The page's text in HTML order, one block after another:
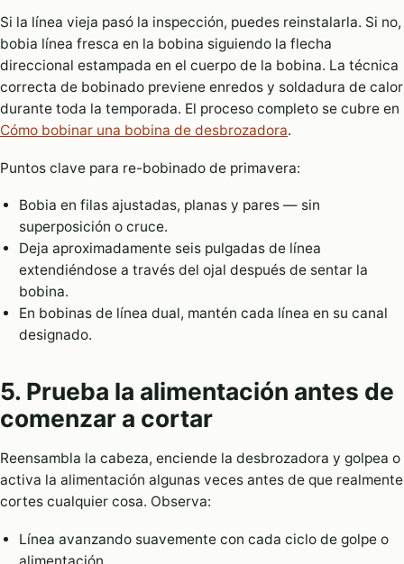
Si la línea vieja pasó la inspección, puedes reinstalarla. Si no,
bobia línea fresca en la bobina siguiendo la flecha
direccional estampada en el cuerpo de la bobina. La técnica
correcta de bobinado previene enredos y soldadura de calor
durante toda la temporada. El proceso completo se cubre en
Cómo bobinar una bobina de desbrozadora.
Puntos clave para re-bobinado de primavera:
Bobia en filas ajustadas, planas y pares — sin
superposición o cruce.
Deja aproximadamente seis pulgadas de línea
extendiéndose a través del ojal después de sentar la
bobina.
En bobinas de línea dual, mantén cada línea en su canal
designado.
5. Prueba la alimentación antes de
comenzar a cortar
Reensambla la cabeza, enciende la desbrozadora y golpea o
activa la alimentación algunas veces antes de que realmente
cortes cualquier cosa. Observa:
Línea avanzando suavemente con cada ciclo de golpe o
alimentación.